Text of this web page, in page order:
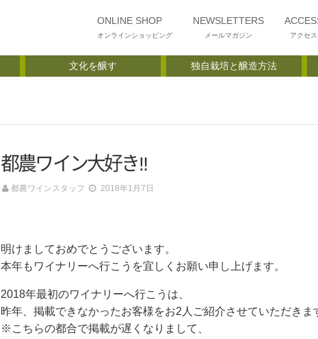
ONLINE SHOP
オンラインショッピング
NEWSLETTERS
メールマガジン アクセ
文化を醸す 独自栽培と醸造方法
都農ワイン大好き‼
都農ワインスタッフ 2018年1月7日
明けましておめでとうございます。
本年もワイナリーへ行こうを宜しくお願い申し上げます。
2018年最初のワイナリーへ行こうは、
昨年、掲載できなかったお客様をお2人ご紹介させていただきま
※こちらの都合で掲載が遅くなりまして、